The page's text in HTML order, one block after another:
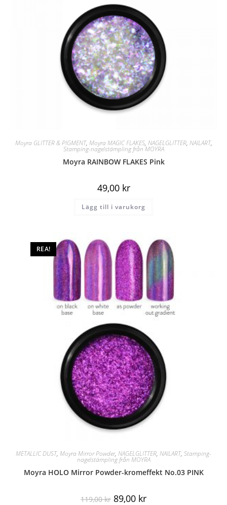
Moyra GLITTER & PIGMENT, Moyra MAGIC FLAKES, NAGELGLITTER, NAILART,
Stamping-nagelstämpling från MOYRA
Moyra RAINBOW FLAKES Pink
49,00 kr
Lägg till i varukorg
REA!
METALLIC DUST, Moyra Mirror Powder, NAGELGLITTER, NAILART, Stamping-
nagelstämpling från MOYRA
Moyra HOLO Mirror Powder-kromeffekt No.03 PINK
119,00kr 89,00 kr